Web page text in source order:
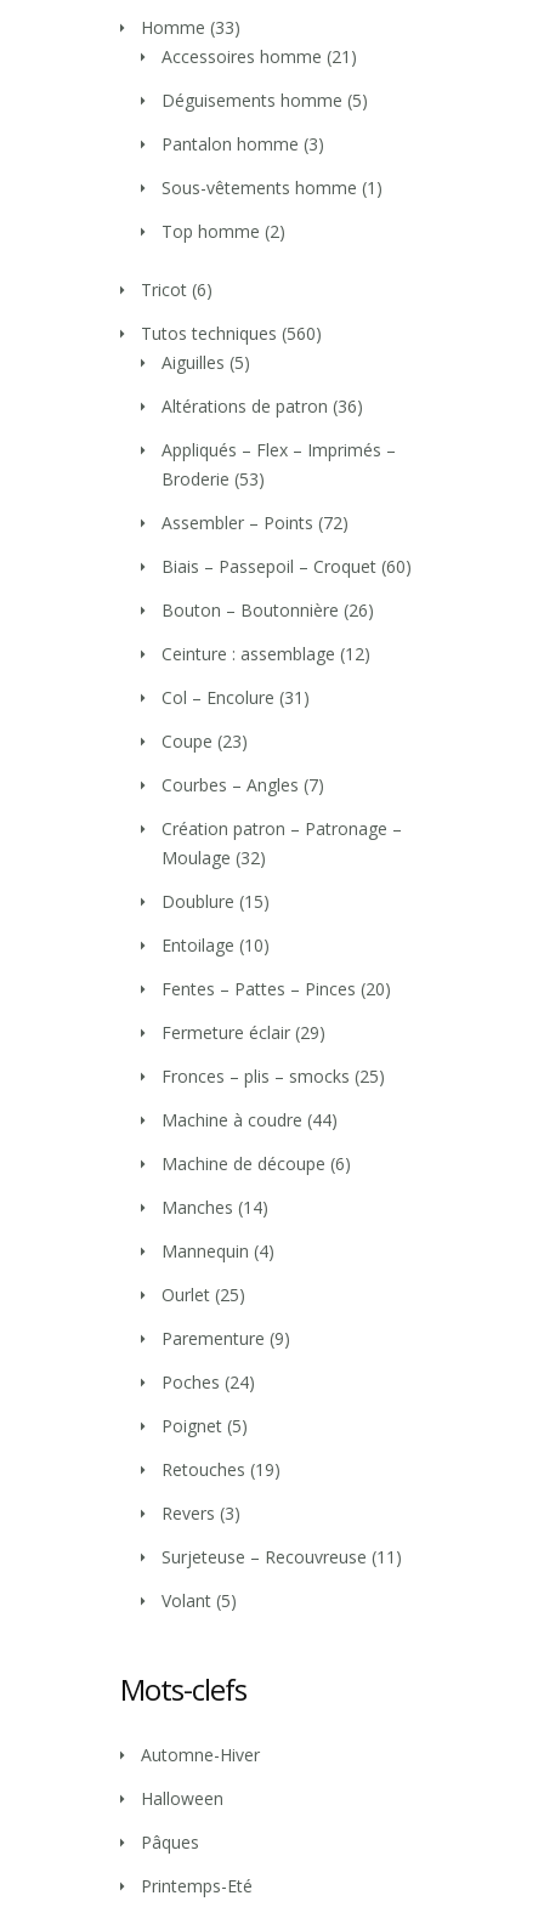
Homme (33)
Accessoires homme (21)
Déguisements homme (5)
Pantalon homme (3)
Sous-vêtements homme (1)
Top homme (2)
Tricot (6)
Tutos techniques (560)
Aiguilles (5)
Altérations de patron (36)
Appliqués – Flex – Imprimés –
Broderie (53)
Assembler – Points (72)
Biais – Passepoil – Croquet (60)
Bouton – Boutonnière (26)
Ceinture : assemblage (12)
Col – Encolure (31)
Coupe (23)
Courbes – Angles (7)
Création patron – Patronage –
Moulage (32)
Doublure (15)
Entoilage (10)
Fentes – Pattes – Pinces (20)
Fermeture éclair (29)
Fronces – plis – smocks (25)
Machine à coudre (44)
Machine de découpe (6)
Manches (14)
Mannequin (4)
Ourlet (25)
Parementure (9)
Poches (24)
Poignet (5)
Retouches (19)
Revers (3)
Surjeteuse – Recouvreuse (11)
Volant (5)
Mots-clefs
Automne-Hiver
Halloween
Pâques
Printemps-Eté